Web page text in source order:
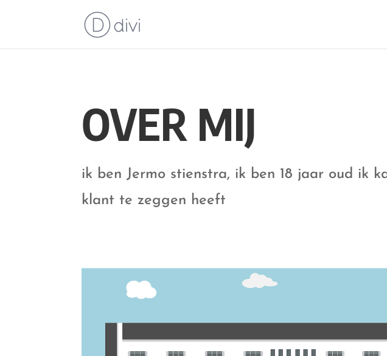
OVER MIJ
ik ben Jermo stienstra, ik ben 18 jaar oud ik
klant te zeggen heeft